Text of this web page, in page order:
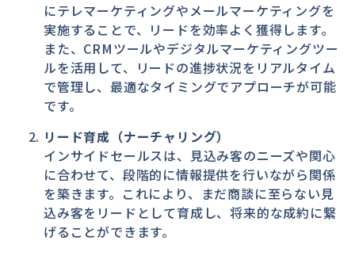
にテレマーケティングやメールマーケティングを
実施することで、リードを効率よく獲得します。
また、CRMツールやデジタルマーケティングツー
ルを活用して、リードの進捗状況をリアルタイム
で管理し、最適なタイミングでアプローチが可能
です。
リード育成（ナーチャリング）
インサイドセールスは、見込み客のニーズや関心
に合わせて、段階的に情報提供を行いながら関係
を築きます。これにより、まだ商談に至らない見
込み客をリードとして育成し、将来的な成約に繋
げることができます。